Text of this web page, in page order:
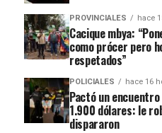
PROVINCIALES hace
Cacique mbya:
como prócer pero
respetados”
POLICIALES hace 16
Pactó un
1.900 dólares: le
dispararon